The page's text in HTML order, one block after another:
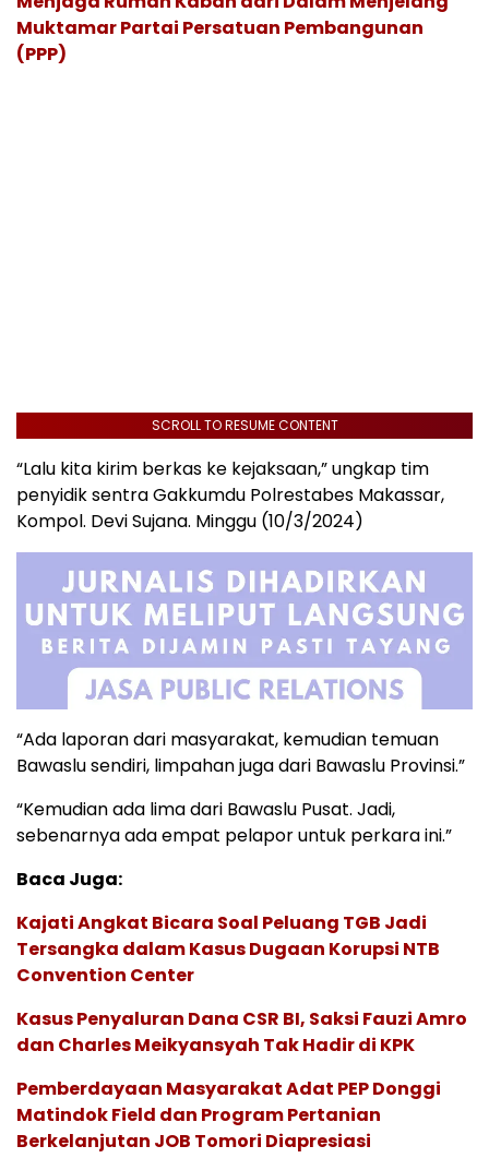
Muktamar Partai Persatuan Pembangunan
(PPP)
SCROLL TO RESUME CONTENT
“Lalu kita kirim berkas ke kejaksaan,” ungkap tim
penyidik sentra Gakkumdu Polrestabes Makassar,
Kompol. Devi Sujana. Minggu (10/3/2024)
“Ada laporan dari masyarakat, kemudian temuan
Bawaslu sendiri, limpahan juga dari Bawaslu Provinsi.”
“Kemudian ada lima dari Bawaslu Pusat. Jadi,
sebenarnya ada empat pelapor untuk perkara ini.”
Baca Juga:
Kajati Angkat Bicara Soal Peluang TGB Jadi
Tersangka dalam Kasus Dugaan Korupsi NTB
Convention Center
Kasus Penyaluran Dana CSR BI, Saksi Fauzi Amro
dan Charles Meikyansyah Tak Hadir di KPK
Pemberdayaan Masyarakat Adat PEP Donggi
Matindok Field dan Program Pertanian
Berkelanjutan JOB Tomori Diapresiasi